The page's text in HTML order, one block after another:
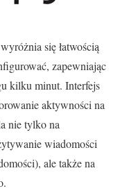
się łatwością
zapewniając
kilku minut. Interfejs
aktywności na
nie tylko na
wiadomości
ale także na